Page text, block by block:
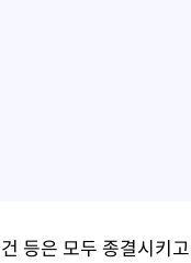
등은 모두 종결시키